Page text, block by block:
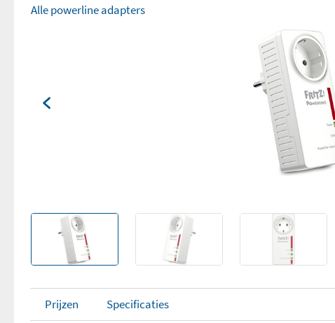
Alle powerline adapters
Prijzen Specificaties